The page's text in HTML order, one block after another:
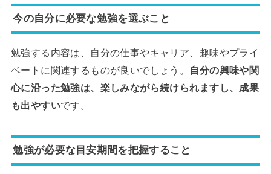
今の自分に必要な勉強を選ぶこと
勉強する内容は、自分の仕事やキャリア、趣味やプライ
ベートに関連するものが良いでしょう。 自分の興味や関
心に沿った勉強は、楽しみながら続けられますし、成果
も出やすいです。
勉強が必要な目安期間を把握すること